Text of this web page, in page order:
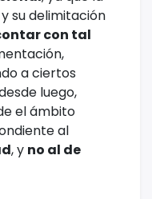
su delimitación
con tal
a ciertos
luego,
el ámbito
al
, y no al de